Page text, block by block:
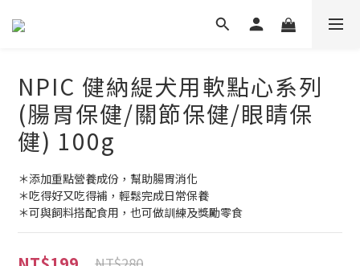
NPIC 健納緹犬用軟點心系列
(腸胃保健/關節保健/眼睛保
健) 100g
＊添加重點營養成份，幫助腸胃消化
＊吃得好又吃得補，輕鬆完成日常保養
＊可與飼料搭配食用，也可做訓練及獎勵零食